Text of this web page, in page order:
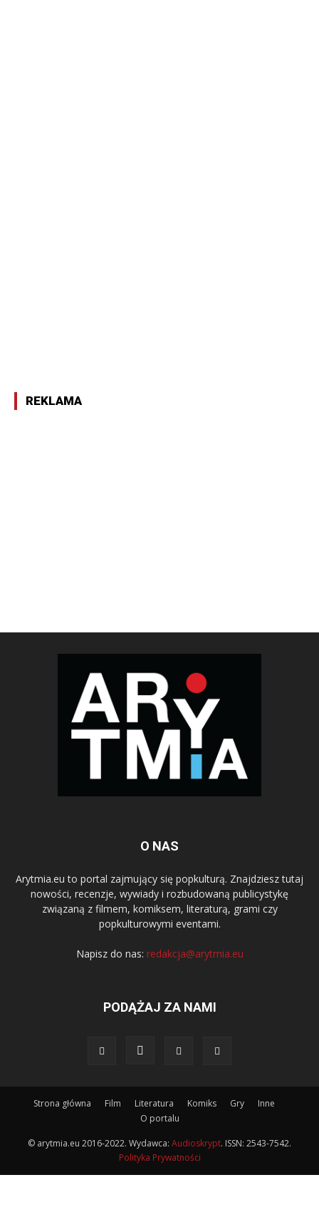
REKLAMA
O NAS
Arytmia.eu to portal zajmujący się popkulturą. Znajdziesz tutaj
nowości, recenzje, wywiady i rozbudowaną publicystykę
związaną z filmem, komiksem, literaturą, grami czy
popkulturowymi eventami.
Napisz do nas: redakcja@arytmia.eu
PODĄŻAJ ZA NAMI
Strona główna Film Literatura Komiks Gry
Inne
O portalu
© arytmia.eu 2016-2022. Wydawca: Audioskrypt. ISSN: 2543-7542.
Polityka Prywatności